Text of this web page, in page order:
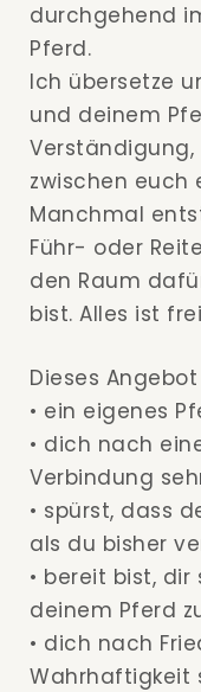
durchgehend
Pferd.
Ich übersetze
und deinem
zwischen euch
Manchmal
Führ- oder
den Raum
bist. Alles ist
Dieses
• ein eigenes
• dich nach
Verbindung
• spürst, dass
als du bisher
• bereit bist, dir
deinem Pferd
• dich nach
Wahrhaftigkeit